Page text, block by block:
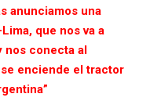
anunciamos una
que nos va a
nos conecta al
enciende el tractor